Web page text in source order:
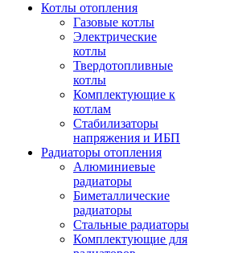
Котлы отопления
Газовые котлы
Электрические
котлы
Твердотопливные
котлы
Комплектующие к
котлам
Стабилизаторы
напряжения и ИБП
Радиаторы отопления
Алюминиевые
радиаторы
Биметаллические
радиаторы
Стальные радиаторы
Комплектующие для